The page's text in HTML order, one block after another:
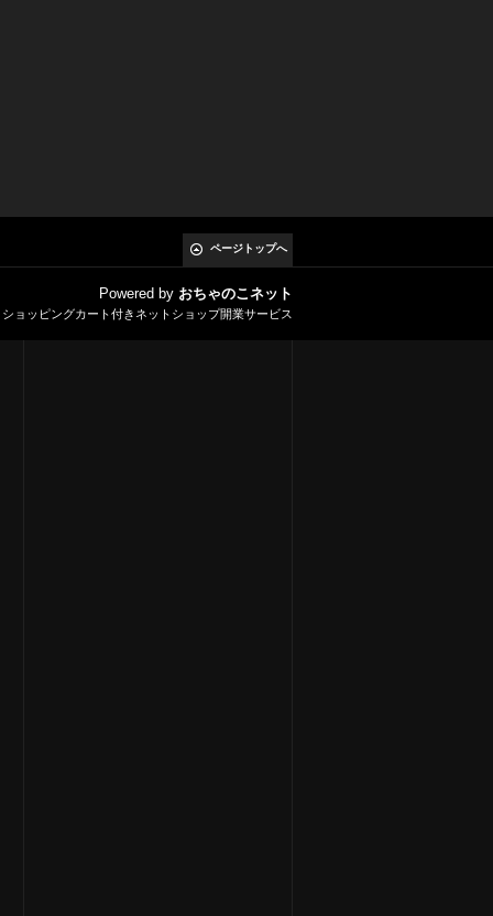
ページトップへ
Powered by おちゃのこネット
ョッピングカート付きネットショップ開業サービス